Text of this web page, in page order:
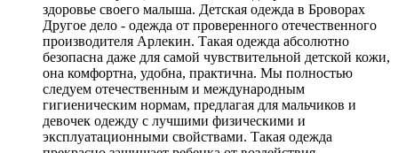
здоровье своего малыша. Детская одежда в Броворах
Другое дело - одежда от проверенного отечественного
производителя Арлекин. Такая одежда абсолютно
безопасна даже для самой чувствительной детской кожи,
она комфортна, удобна, практична. Мы полностью
следуем отечественным и международным
гигиеническим нормам, предлагая для мальчиков и
девочек одежду с лучшими физическими и
эксплуатационными свойствами. Такая одежда